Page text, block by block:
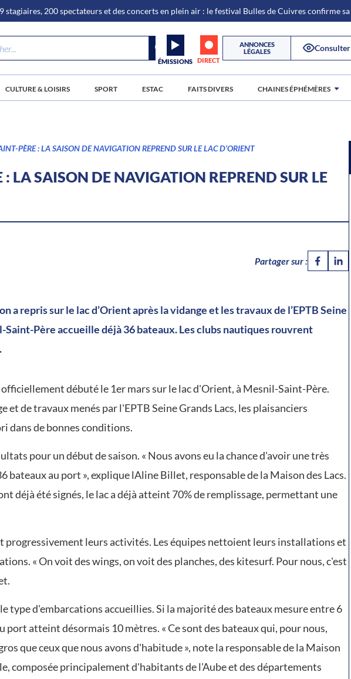
stagiaires, 200 spectateurs et des concerts en plein air : le festival Bulles de Cuivres confirme
ÉMISSIONS DIRECT
ANNONCES
LÉGALES
Consulter
CULTURE & LOISIRS SPORT ESTAC FAITS DIVERS CHAINES ÉPHÉMÈRES
PÈRE : LA SAISON DE NAVIGATION REPREND SUR LE LAC D’ORIENT
: LA SAISON DE NAVIGATION REPREND SUR LE
Partager sur :
a repris sur le lac d’Orient après la vidange et les travaux de l’EPTB Seine
Saint-Père accueille déjà 36 bateaux. Les clubs nautiques rouvrent
débuté le 1er mars sur le lac d'Orient, à Mesnil-Saint-Père.
et de travaux menés par l'EPTB Seine Grands Lacs, les plaisanciers
dans de bonnes conditions.
pour un début de saison. « Nous avons eu la chance d'avoir une très
bateaux au port », explique lAline Billet, responsable de la Maison des Lacs.
déjà été signés, le lac a déjà atteint 70% de remplissage, permettant une
progressivement leurs activités. Les équipes nettoient leurs installations et
« On voit des wings, on voit des planches, des kitesurf. Pour nous, c'est
type d'embarcations accueillies. Si la majorité des bateaux mesure entre 6
port atteint désormais 10 mètres. « Ce sont des bateaux qui, pour nous,
que ceux que nous avons d'habitude », note la responsable de la Maison
composée principalement d'habitants de l'Aube et des départements